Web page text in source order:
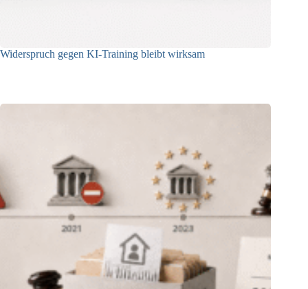
Widerspruch gegen KI-Training bleibt wirksam